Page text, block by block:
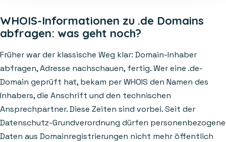
WHOIS-Informationen zu .de Domains
abfragen: was geht noch?
Früher war der klassische Weg klar: Domain-Inhaber
abfragen, Adresse nachschauen, fertig. Wer eine .de-
Domain geprüft hat, bekam per WHOIS den Namen des
Inhabers, die Anschrift und den technischen
Ansprechpartner. Diese Zeiten sind vorbei. Seit der
Datenschutz-Grundverordnung dürfen personenbezogene
Daten aus Domainregistrierungen nicht mehr öffentlich